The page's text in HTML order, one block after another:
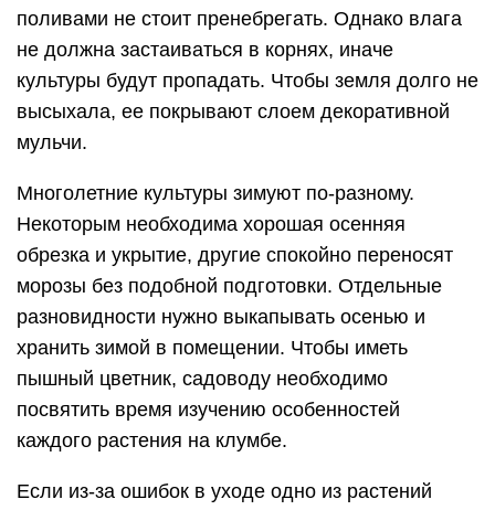
поливами не стоит пренебрегать. Однако влага
не должна застаиваться в корнях, иначе
культуры будут пропадать. Чтобы земля долго не
высыхала, ее покрывают слоем декоративной
мульчи.
Многолетние культуры зимуют по-разному.
Некоторым необходима хорошая осенняя
обрезка и укрытие, другие спокойно переносят
морозы без подобной подготовки. Отдельные
разновидности нужно выкапывать осенью и
хранить зимой в помещении. Чтобы иметь
пышный цветник, садоводу необходимо
посвятить время изучению особенностей
каждого растения на клумбе.
Если из-за ошибок в уходе одно из растений